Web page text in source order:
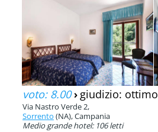
voto: 8.00› giudizio: ottimo
Via Nastro Verde 2,
Sorrento (NA), Campania
Medio grande hotel: 106 letti